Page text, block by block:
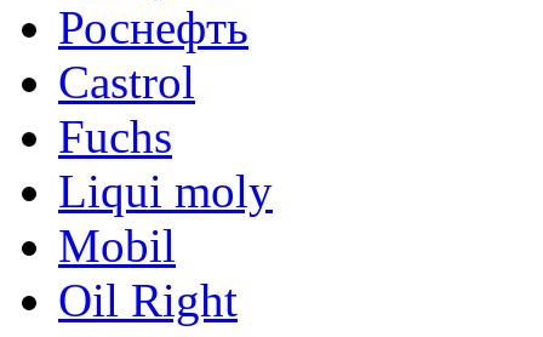
Роснефть
Castrol
Fuchs
Liqui moly
Mobil
Oil Right